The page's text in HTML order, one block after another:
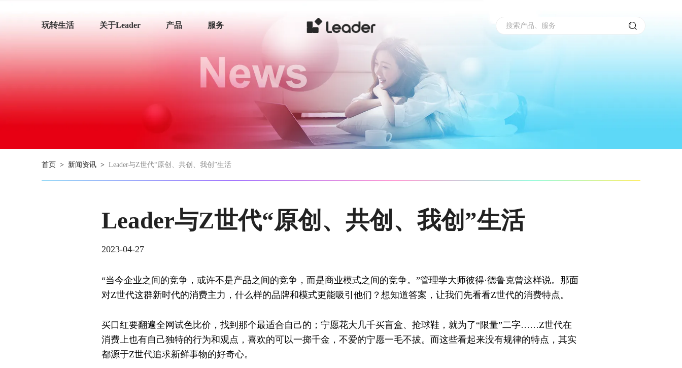
搜索产品、服务
玩转生活 关于Leader 产品 服务
首页> 新闻资讯> Leader与Z世代“原创、共创、我创”生活
Leader与Z世代“原创、共创、我创”生活
2023-04-27
“当今企业之间的竞争，或许不是产品之间的竞争，而是商业模式之间的竞争。”管理学大师彼得·德鲁克曾这样说。那面
对Z世代这群新时代的消费主力，什么样的品牌和模式更能吸引他们？想知道答案，让我们先看看Z世代的消费特点。
买口红要翻遍全网试色比价，找到那个最适合自己的；宁愿花大几千买盲盒、抢球鞋，就为了“限量”二字……Z世代在
消费上也有自己独特的行为和观点，喜欢的可以一掷千金，不爱的宁愿一毛不拔。而这些看起来没有规律的特点，其实
都源于Z世代追求新鲜事物的好奇心。